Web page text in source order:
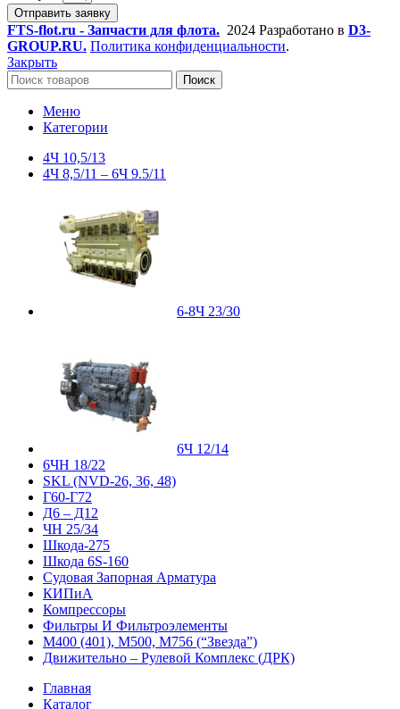
Отправить заявку
FTS-flot.ru - Запчасти для флота. 2024 Разработано в D3-
GROUP.RU. Политика конфиденциальности.
Закрыть
Поиск
Меню
Категории
4Ч 10,5/13
4Ч 8,5/11 – 6Ч 9.5/11
6-8Ч 23/30
6Ч 12/14
6ЧН 18/22
SKL (NVD-26, 36, 48)
Г60-Г72
Д6 – Д12
ЧН 25/34
Шкода-275
Шкода 6S-160
Судовая Запорная Арматура
КИПиА
Компрессоры
Фильтры И Фильтроэлементы
М400 (401), М500, М756 (“Звезда”)
Движительно – Рулевой Комплекс (ДРК)
Главная
Каталог